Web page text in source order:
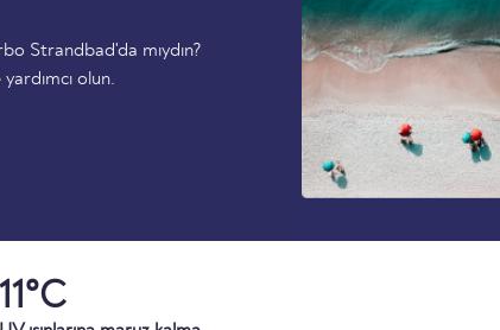
Strandbad'da mıydın?
olun.
11°C